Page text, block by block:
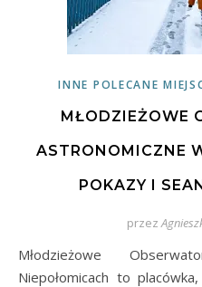
INNE POLECANE
MŁODZIEŻOWE
ASTRONOMICZNE
POKAZY I
przez
Młodzieżowe Obserwatorium Astronomiczne w
Niepołomicach to